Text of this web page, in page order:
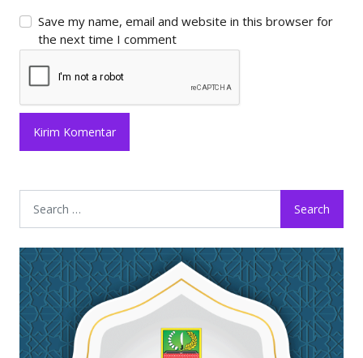
Save my name, email and website in this browser for
the next time I comment